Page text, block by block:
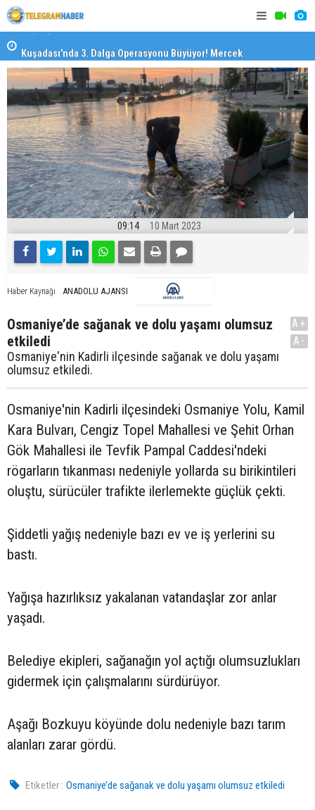
Kuşadası'nda 3. Dalga Operasyonu Büyüyor! Mercek
Altındaki Dosya: 2023 İmar Planları
09:14 10 Mart 2023
Haber Kaynağı ANADOLU AJANSI
Osmaniye’de sağanak ve dolu yaşamı olumsuz
etkiledi
Osmaniye'nin Kadirli ilçesinde sağanak ve dolu yaşamı
olumsuz etkiledi.
A+
A-
Osmaniye'nin Kadirli ilçesindeki Osmaniye Yolu, Kamil
Kara Bulvarı, Cengiz Topel Mahallesi ve Şehit Orhan
Gök Mahallesi ile Tevfik Pampal Caddesi'ndeki
rögarların tıkanması nedeniyle yollarda su birikintileri
oluştu, sürücüler trafikte ilerlemekte güçlük çekti.
Şiddetli yağış nedeniyle bazı ev ve iş yerlerini su
bastı.
Yağışa hazırlıksız yakalanan vatandaşlar zor anlar
yaşadı.
Belediye ekipleri, sağanağın yol açtığı olumsuzlukları
gidermek için çalışmalarını sürdürüyor.
Aşağı Bozkuyu köyünde dolu nedeniyle bazı tarım
alanları zarar gördü.
Etiketler : Osmaniye’de sağanak ve dolu yaşamı olumsuz etkiledi